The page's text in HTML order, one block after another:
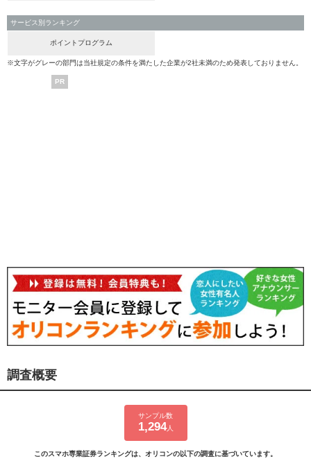
サービス別ランキング
ポイントプログラム
※文字がグレーの部門は当社規定の条件を満たした企業が2社未満のため発表しておりません。
PR
調査概要
サンプル数
1,294人
このスマホ専業証券ランキングは、オリコンの以下の調査に基づいています。